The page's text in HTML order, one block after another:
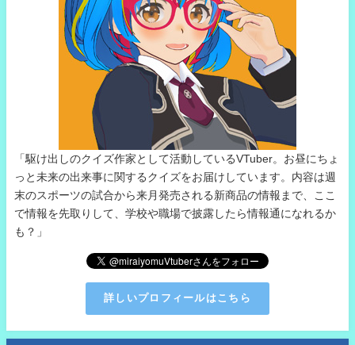
「駆け出しのクイズ作家として活動しているVTuber。お昼にちょ
っと未来の出来事に関するクイズをお届けしています。内容は週
末のスポーツの試合から来月発売される新商品の情報まで、ここ
で情報を先取りして、学校や職場で披露したら情報通になれるか
も？」
詳しいプロフィールはこちら